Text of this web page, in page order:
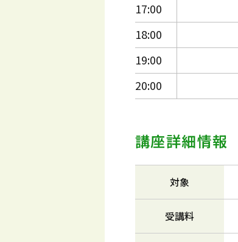
17:00
18:00
19:00
20:00
講座詳細情報
対象
受講料